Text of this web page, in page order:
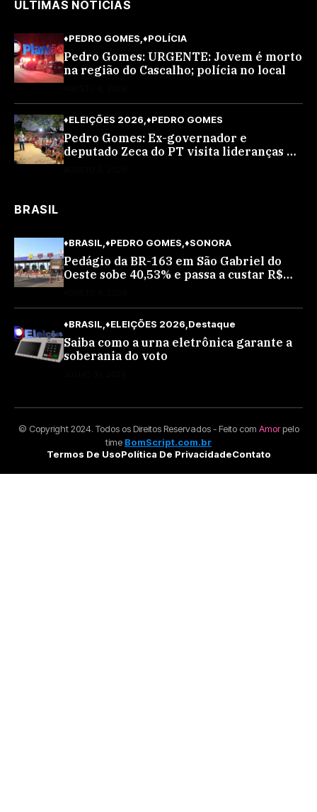
ÙLTIMAS NOTÍCIAS
♦PEDRO GOMES ♦POLÍCIA
Pedro Gomes: URGENTE: Jovem é morto
na região do Cascalho; polícia no local
♦ELEIÇÕES 2026 ♦PEDRO GOMES
Pedro Gomes: Ex-governador e
deputado Zeca do PT visita lideranças do
BRASIL
♦BRASIL ♦PEDRO GOMES ♦SONORA
Pedágio da BR-163 em São Gabriel do
Oeste sobe 40,53% e passa a custar R$
♦BRASIL ♦ELEIÇÕES 2026 Destaque
Saiba como a urna eletrônica garante a
soberania do voto
© Copyright 2024. Todos os Direitos Reservados - Feito com Amorpelo
time BomScript.com.br
Termos De UsoPolítica De PrivacidadeContato